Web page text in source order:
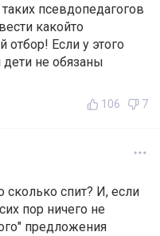
псевдопедагогов
какойто
отбор! Если у этого
не обязаны
106 7
сколько спит? И, если
пор ничего не
предложения